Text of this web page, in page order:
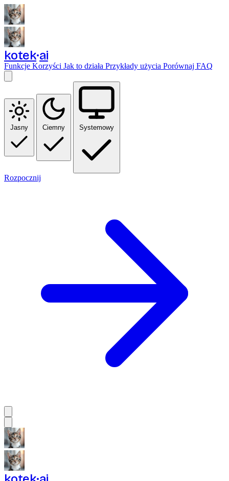
kotek ai
Funkcje Korzyści Jak to działa Przykłady użycia Porównaj FAQ
Jasny Ciemny Systemowy
Rozpocznij